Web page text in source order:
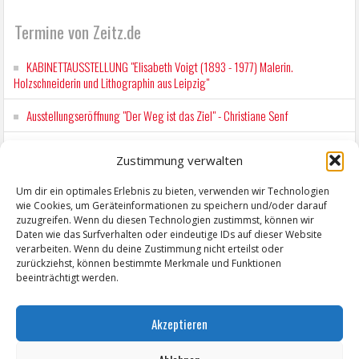
Zustimmung verwalten
Um dir ein optimales Erlebnis zu bieten, verwenden wir Technologien
wie Cookies, um Geräteinformationen zu speichern und/oder darauf
zuzugreifen. Wenn du diesen Technologien zustimmst, können wir
Daten wie das Surfverhalten oder eindeutige IDs auf dieser Website
verarbeiten. Wenn du deine Zustimmung nicht erteilst oder
zurückziehst, können bestimmte Merkmale und Funktionen
beeinträchtigt werden.
Akzeptieren
Termine von Zeitz.de
KABINETTAUSSTELLUNG "Elisabeth Voigt (1893 - 1977) Malerin.
Holzschneiderin und Lithographin aus Leipzig"
Ausstellungseröffnung "Der Weg ist das Ziel" - Christiane Senf
Kunstfest Zeitz